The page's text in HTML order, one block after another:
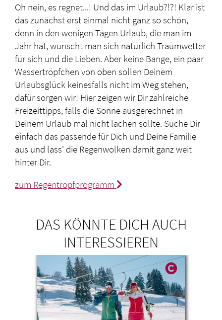
Oh nein, es regnet...! Und das im Urlaub?!?! Klar ist
das zunächst erst einmal nicht ganz so schön,
denn in den wenigen Tagen Urlaub, die man im
Jahr hat, wünscht man sich natürlich Traumwetter
für sich und die Lieben. Aber keine Bange, ein paar
Wassertröpfchen von oben sollen Deinem
Urlaubsglück keinesfalls nicht im Weg stehen,
dafür sorgen wir! Hier zeigen wir Dir zahlreiche
Freizeittipps, falls die Sonne ausgerechnet in
Deinem Urlaub mal nicht lachen sollte. Suche Dir
einfach das passende für Dich und Deine Familie
aus und lass' die Regenwolken damit ganz weit
hinter Dir.
zum Regentropfprogramm
DAS KÖNNTE DICH AUCH
INTERESSIEREN